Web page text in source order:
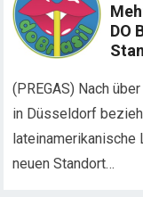
DO
(PREGAS) Nach
in Düsseldorf
lateinamerikanische
neuen Standort…